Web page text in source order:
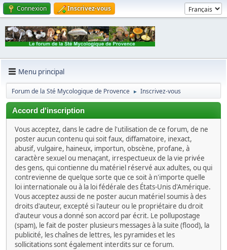
Connexion Inscrivez-vous
Menu principal
Forum de la Sté Mycologique de Provence ► Inscrivez-vous
Accord d'inscription
Vous acceptez, dans le cadre de l'utilisation de ce forum, de ne
poster aucun contenu qui soit faux, diffamatoire, inexact,
abusif, vulgaire, haineux, importun, obscène, profane, à
caractère sexuel ou menaçant, irrespectueux de la vie privée
des gens, qui contienne du matériel réservé aux adultes, ou qui
contrevienne de quelque sorte que ce soit à n'importe quelle
loi internationale ou à la loi fédérale des États-Unis d'Amérique.
Vous acceptez aussi de ne poster aucun matériel soumis à des
droits d'auteur, excepté si l'auteur ou le propriétaire du droit
d'auteur vous a donné son accord par écrit. Le pollupostage
(spam), le fait de poster plusieurs messages à la suite (flood), la
publicité, les chaînes de lettres, les pyramides et les
sollicitations sont également interdits sur ce forum.